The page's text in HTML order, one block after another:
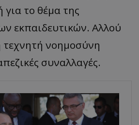
το θέμα της
εκπαιδευτικών. Αλλού
τεχνητή νοημοσύνη
συναλλαγές.